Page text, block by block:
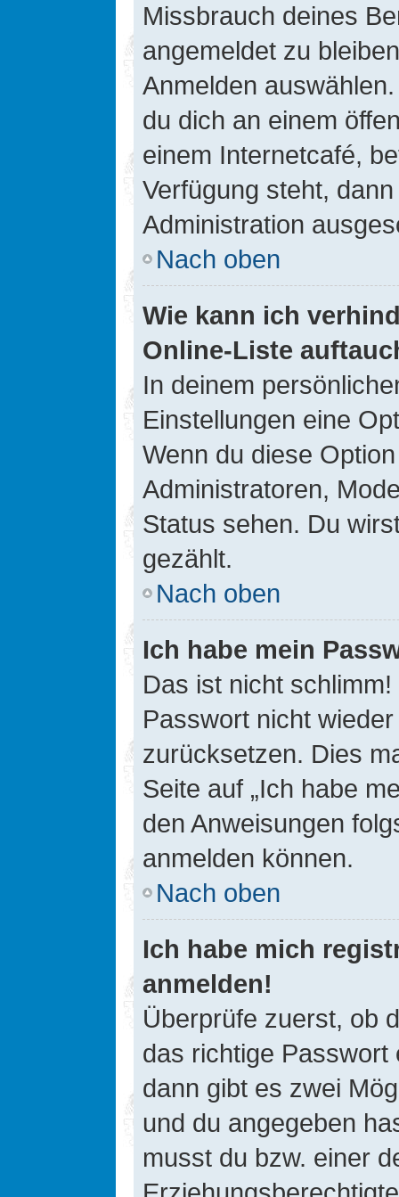
Missbrauch deines
angemeldet zu
Anmelden
du dich an einem
einem Internetcafé,
Verfügung steht,
Administration
Nach oben
Wie kann ich
Online-Liste
In deinem
Einstellungen eine
Wenn du diese
Administratoren,
Status sehen. Du
gezählt.
Nach oben
Ich habe mein
Das ist nicht
Passwort nicht
zurücksetzen. Dies
Seite auf „Ich habe
den Anweisungen
anmelden können.
Nach oben
Ich habe mich
anmelden!
Überprüfe zuerst, ob
das richtige Passwort
dann gibt es zwei
und du angegeben
musst du bzw. einer